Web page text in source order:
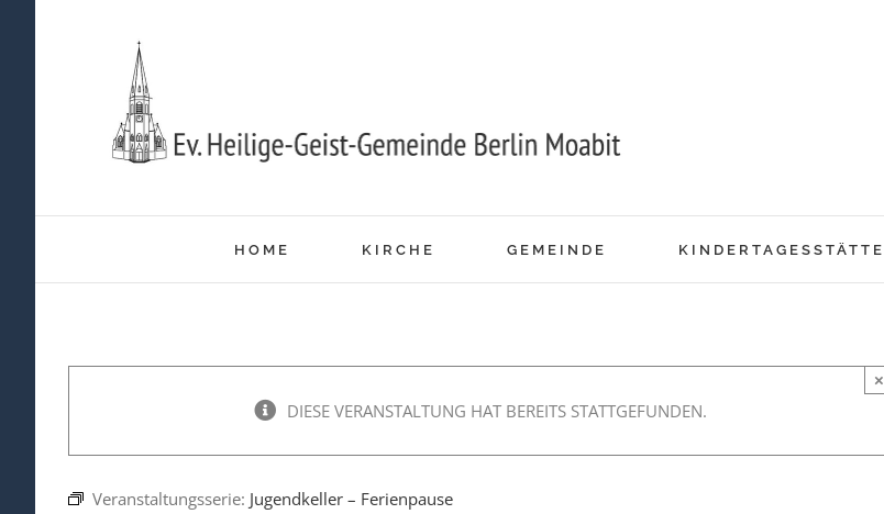
HOME KIRCHE GEMEINDE KINDERTAGESSTÄTTE
DIESE VERANSTALTUNG HAT BEREITS STATTGEFUNDEN.
×
Veranstaltungsserie: Jugendkeller – Ferienpause